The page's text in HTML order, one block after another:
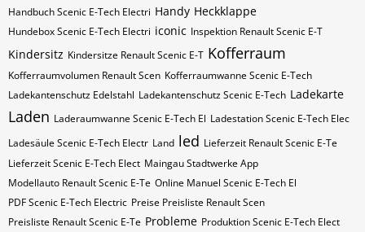
Handbuch Scenic E-Tech Electri Handy Heckklappe
Hundebox Scenic E-Tech Electri iconic Inspektion Renault Scenic E-T
Kindersitz Kindersitze Renault Scenic E-T Kofferraum
Kofferraumvolumen Renault Scen Kofferraumwanne Scenic E-Tech
Ladekantenschutz Edelstahl Ladekantenschutz Scenic E-Tech Ladekarte
Laden Laderaumwanne Scenic E-Tech El Ladestation Scenic E-Tech Elec
Ladesäule Scenic E-Tech Electr Land led Lieferzeit Renault Scenic E-Te
Lieferzeit Scenic E-Tech Elect Maingau Stadtwerke App
Modellauto Renault Scenic E-Te Online Manuel Scenic E-Tech El
PDF Scenic E-Tech Electric Preise Preisliste Renault Scen
Preisliste Renault Scenic E-Te Probleme Produktion Scenic E-Tech Elect